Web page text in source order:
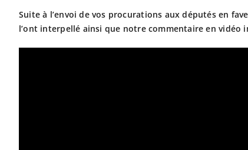
Suite à l’envoi de vos procurations aux députés en
l’ont interpellé ainsi que notre commentaire en